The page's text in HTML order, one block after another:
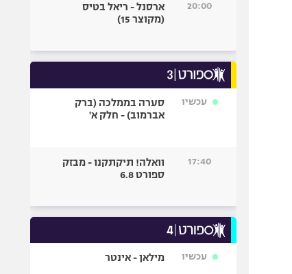
20:00
ארסנל - ריאל בטיס
(מקוצר 15)
עכשיו
סערה בממלכה (ברק
אברמוב) - חלק א'
17:40
וואלה! תיקתקנו - מבזק
ספורט 6.8
עכשיו מילאן - אינטר